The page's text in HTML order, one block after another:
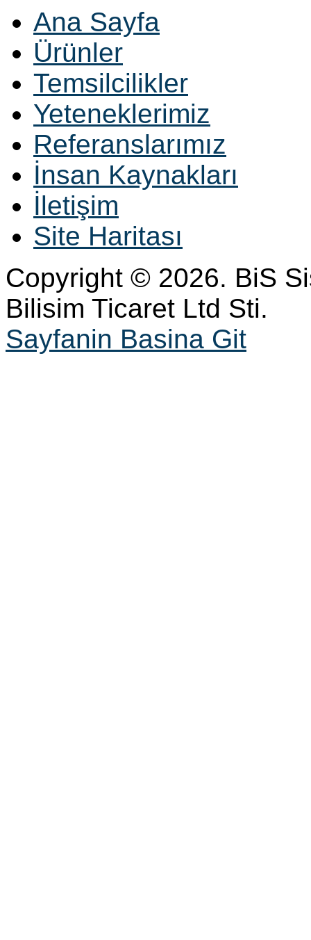
Ana Sayfa
Ürünler
Temsilcilikler
Yeteneklerimiz
Referanslarımız
İnsan Kaynakları
İletişim
Site Haritası
Copyright © 2026. BiS
Bilisim Ticaret Ltd Sti.
Sayfanin Basina Git